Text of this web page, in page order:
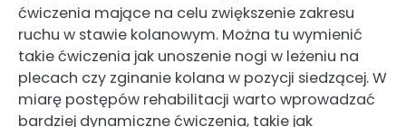
ćwiczenia mające na celu zwiększenie zakresu
ruchu w stawie kolanowym. Można tu wymienić
takie ćwiczenia jak unoszenie nogi w leżeniu na
plecach czy zginanie kolana w pozycji siedzącej. W
miarę postępów rehabilitacji warto wprowadzać
bardziej dynamiczne ćwiczenia, takie jak